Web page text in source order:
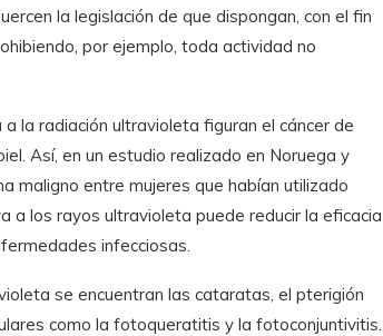
la legislación de que dispongan, con el fin
por ejemplo, toda actividad no
la radiación ultravioleta figuran el cáncer de
Así, en un estudio realizado en Noruega y
maligno entre mujeres que habían utilizado
a los rayos ultravioleta puede reducir la eficacia
infecciosas.
se encuentran las cataratas, el pterigión
como la fotoqueratitis y la fotoconjuntivitis.